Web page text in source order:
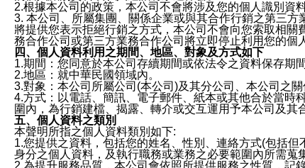
2.根據本公司的政策，本公司不會將涉及您的個人識別資
3. 本公司、所屬集團、關係企業或與其合作行銷之第三
將提供您表示拒絕行銷之方式，本公司不會向您索取相
務合作公司或第三方業務合作公司將立即停止利用您的個
四、個人資料利用之期間、地區、對象及方式如下
1.期間：您同意於本公司存續期間或依法令之資料保存期
2.地區：就中華民國領域內。
3.對象：本公司所屬公司(本公司)及其分公司、本公司之
4.方式：以電話、簡訊、電子郵件、紙本或其他合於當時
圍內，為行銷建檔、揭露、轉介或交互運用予本公司及其
五、個人資料之類別
本聲明所指之個人資料類別如下:
1.您提供之資料，包括您的姓名、性別、連絡方式(包括
身分之個人資料，及執行職務或業務之必要範圍內所需蒐
2.為提升服務品質，本公司會依照所提供服務之性質，